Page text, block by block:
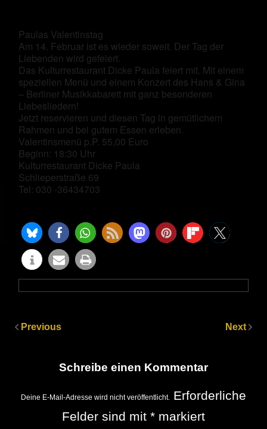
Paulas Valentinstag
Am 14. Februar ist es wieder soweit. Der Tag der
Liebenden wird gefeiert.
Das Kulturrestaurant Dicke Paula feiert mit. Mit einem
speziellen Menü und einem Konzert des Hans & Gina
– Berliner Musikkabarett mit ganz besonderen
Liebesliedern!
Jetzt reservieren und diesen Tag in gemütlichem
Rahmen und bei gutem Essen erleben.
Valentinsmenü p.P. 55,00 Euro
Beginn: 18:30 Uhr
Kulturrestaurant Dicke Paula
Schlieperstraße 69
Tel: 030 -36434703
Previous Next
Schreibe einen Kommentar
Deine E-Mail-Adresse wird nicht veröffentlicht. Erforderliche
Felder sind mit * markiert